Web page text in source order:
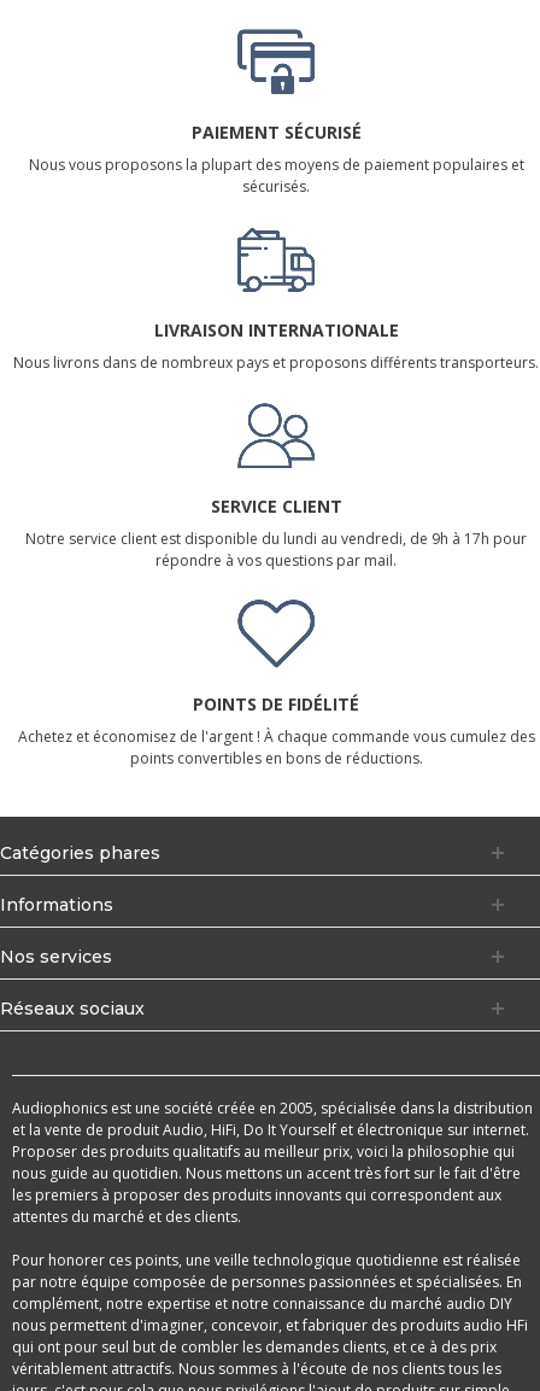
PAIEMENT SÉCURISÉ
Nous vous proposons la plupart des moyens de paiement populaires et
sécurisés.
LIVRAISON INTERNATIONALE
Nous livrons dans de nombreux pays et proposons différents transporteurs.
SERVICE CLIENT
Notre service client est disponible du lundi au vendredi, de 9h à 17h pour
répondre à vos questions par mail.
POINTS DE FIDÉLITÉ
Achetez et économisez de l'argent ! À chaque commande vous cumulez des
points convertibles en bons de réductions.
Catégories phares
Informations
Nos services
Réseaux sociaux
Audiophonics est une société créée en 2005, spécialisée dans la distribution
et la vente de produit Audio, HiFi, Do It Yourself et électronique sur internet.
Proposer des produits qualitatifs au meilleur prix, voici la philosophie qui
nous guide au quotidien. Nous mettons un accent très fort sur le fait d'être
les premiers à proposer des produits innovants qui correspondent aux
attentes du marché et des clients.
Pour honorer ces points, une veille technologique quotidienne est réalisée
par notre équipe composée de personnes passionnées et spécialisées. En
complément, notre expertise et notre connaissance du marché audio DIY
nous permettent d'imaginer, concevoir, et fabriquer des produits audio HFi
qui ont pour seul but de combler les demandes clients, et ce à des prix
véritablement attractifs. Nous sommes à l'écoute de nos clients tous les